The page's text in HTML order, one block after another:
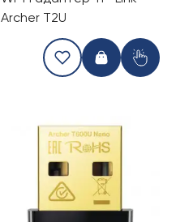
Archer T2U